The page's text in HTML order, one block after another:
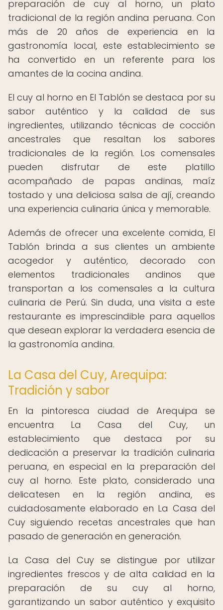
preparación de cuy al horno, un plato
tradicional de la región andina peruana. Con
más de 20 años de experiencia en la
gastronomía local, este establecimiento se
ha convertido en un referente para los
amantes de la cocina andina.
El cuy al horno en El Tablón se destaca por su
sabor auténtico y la calidad de sus
ingredientes, utilizando técnicas de cocción
ancestrales que resaltan los sabores
tradicionales de la región. Los comensales
pueden disfrutar de este platillo
acompañado de papas andinas, maíz
tostado y una deliciosa salsa de ají, creando
una experiencia culinaria única y memorable.
Además de ofrecer una excelente comida, El
Tablón brinda a sus clientes un ambiente
acogedor y auténtico, decorado con
elementos tradicionales andinos que
transportan a los comensales a la cultura
culinaria de Perú. Sin duda, una visita a este
restaurante es imprescindible para aquellos
que desean explorar la verdadera esencia de
la gastronomía andina.
La Casa del Cuy, Arequipa:
Tradición y sabor
En la pintoresca ciudad de Arequipa se
encuentra La Casa del Cuy, un
establecimiento que destaca por su
dedicación a preservar la tradición culinaria
peruana, en especial en la preparación del
cuy al horno. Este plato, considerado una
delicatesen en la región andina, es
cuidadosamente elaborado en La Casa del
Cuy siguiendo recetas ancestrales que han
pasado de generación en generación.
La Casa del Cuy se distingue por utilizar
ingredientes frescos y de alta calidad en la
preparación de su cuy al horno,
garantizando un sabor auténtico y exquisito